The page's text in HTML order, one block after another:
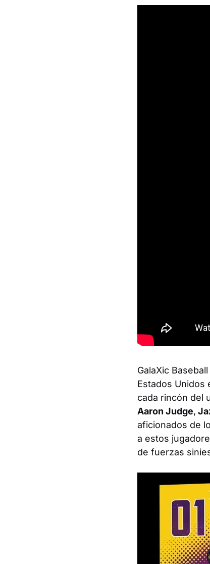
GalaXic
Estados Unidos
cada rincón del
Aaron Judge,
aficionados de
a estos
de fuerzas